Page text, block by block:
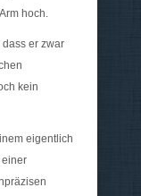
hoch.
dass er zwar
kein
eigentlich
einer